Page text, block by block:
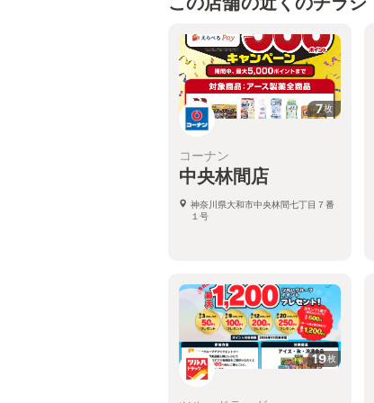
7枚
コーナン
中央林間店
神奈川県大和市中央林間七丁目７番
１号
19枚